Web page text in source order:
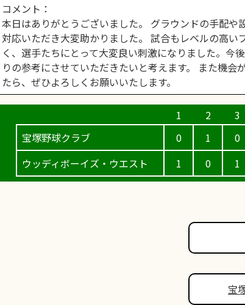
コメント：
本日はありがとうございました。 グラウンドの手配や
対応いただき大変助かりました。 試合もレベルの高い
く、選手たちにとって大変良い刺激になりました。今
りの参考にさせていただきたいと考えます。 また機会
たら、ぜひよろしくお願いいたします。
宝塚野球クラブ
ウッディボーイズ・ウエスト
0
1
1
0
0
1
宝